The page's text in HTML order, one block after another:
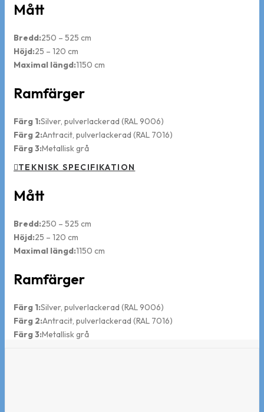
Mått
Bredd:250 – 525 cm
Höjd:25 – 120 cm
Maximal längd:1150 cm
Ramfärger
Färg 1:Silver, pulverlackerad (RAL 9006)
Färg 2:Antracit, pulverlackerad (RAL 7016)
Färg 3:Metallisk grå
TEKNISK SPECIFIKATION
Mått
Bredd:250 – 525 cm
Höjd:25 – 120 cm
Maximal längd:1150 cm
Ramfärger
Färg 1:Silver, pulverlackerad (RAL 9006)
Färg 2:Antracit, pulverlackerad (RAL 7016)
Färg 3:Metallisk grå